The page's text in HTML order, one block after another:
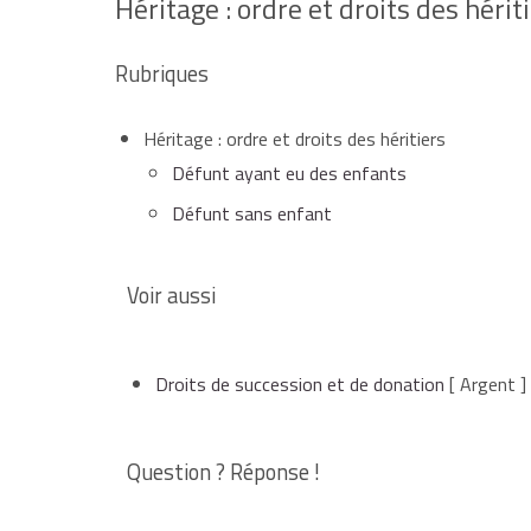
Héritage : ordre et droits des
Rubriques
Héritage : ordre et droits des héritiers
Défunt ayant eu des enfants
Défunt sans enfant
Voir aussi
Droits de succession et de donation [ Argent ]
Question ? Réponse !